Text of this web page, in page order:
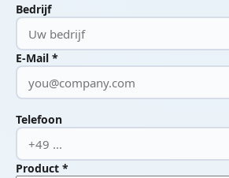
Bedrijf
E-Mail *
Telefoon
Product *